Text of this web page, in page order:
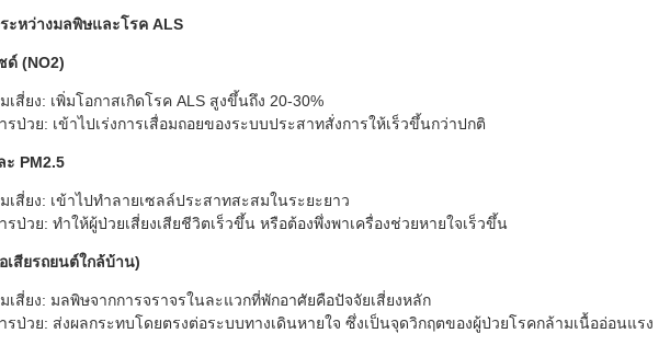
ะหว่างมลพิษและโรค ALS
ด์ (NO2)
สี่ยง: เพิ่มโอกาสเกิดโรค ALS สูงขึ้นถึง 20-30%
รป่วย: เข้าไปเร่งการเสื่อมถอยของระบบประสาทสั่งการให้เร็วขึ้นกว่าปกติ
ะ PM2.5
เสี่ยง: เข้าไปทำลายเซลล์ประสาทสะสมในระยะยาว
รป่วย: ทำให้ผู้ป่วยเสี่ยงเสียชีวิตเร็วขึ้น หรือต้องพึ่งพาเครื่องช่วยหายใจเร็วขึ้น
สียรถยนต์ใกล้บ้าน)
เสี่ยง: มลพิษจากการจราจรในละแวกที่พักอาศัยคือปัจจัยเสี่ยงหลัก
รป่วย: ส่งผลกระทบโดยตรงต่อระบบทางเดินหายใจ ซึ่งเป็นจุดวิกฤตของผู้ป่วยโรคกล้ามเนื้ออ่อนแรง